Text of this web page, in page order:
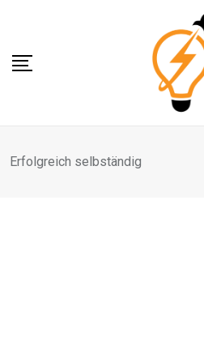
content
Erfolgreich selbständig